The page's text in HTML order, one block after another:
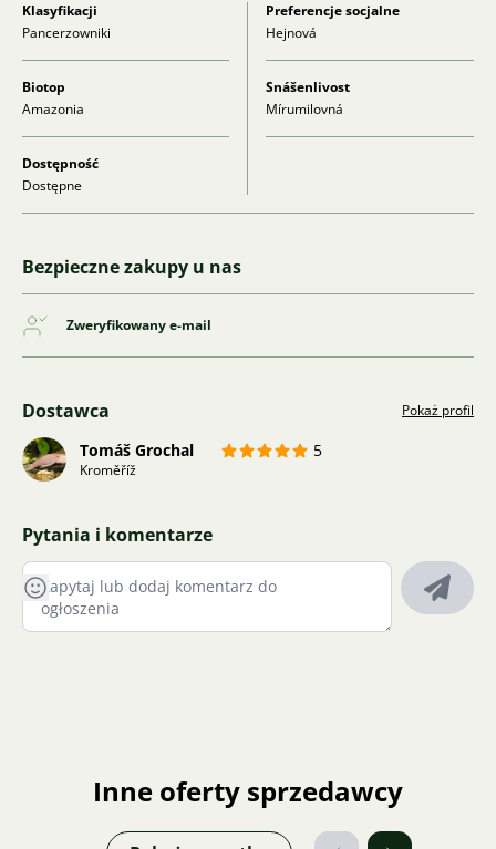
Klasyfikacji
Pancerzowniki
Preferencje socjalne
Hejnová
Biotop
Amazonia
Snášenlivost
Mírumilovná
Dostępność
Dostępne
Bezpieczne zakupy u nas
Zweryfikowany e-mail
Dostawca Pokaż profil
Tomáš Grochal 5
Kroměříž
Pytania i komentarze
Inne oferty sprzedawcy